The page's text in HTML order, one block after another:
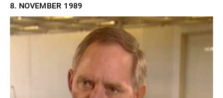
8. NOVEMBER 1989